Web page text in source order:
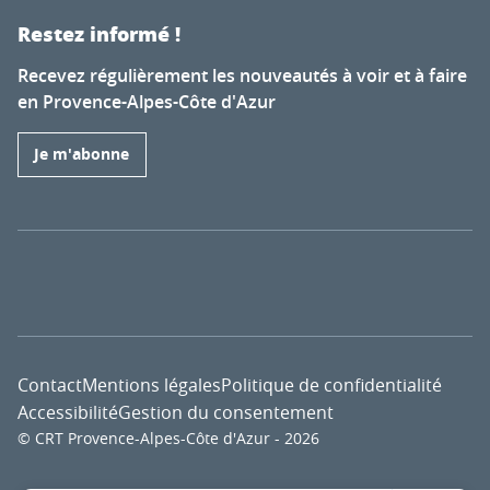
Restez informé !
Recevez régulièrement les nouveautés à voir et à faire
en Provence-Alpes-Côte d'Azur
Je m'abonne
© CRT Provence-Alpes-Côte d'Azur - 2026
ContactMentions légalesPolitique de confidentialité
AccessibilitéGestion du consentement